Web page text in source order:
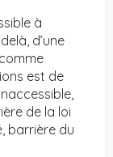
à
d’une
est de
de la loi
barrière du